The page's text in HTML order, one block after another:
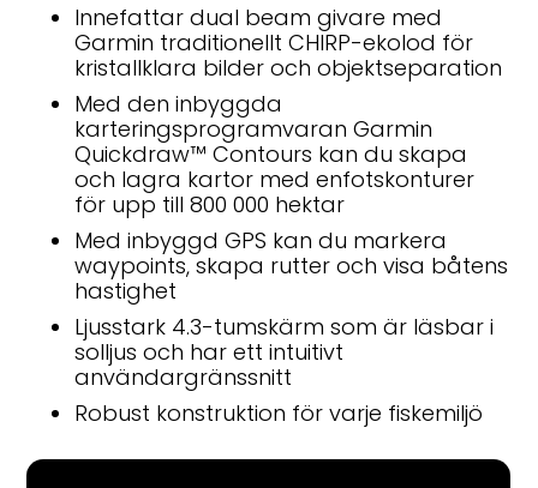
Innefattar dual beam givare med
Garmin traditionellt CHIRP-ekolod för
kristallklara bilder och objektseparation
Med den inbyggda
karteringsprogramvaran Garmin
Quickdraw™ Contours kan du skapa
och lagra kartor med enfotskonturer
för upp till 800 000 hektar
Med inbyggd GPS kan du markera
waypoints, skapa rutter och visa båtens
hastighet
Ljusstark 4.3-tumskärm som är läsbar i
solljus och har ett intuitivt
användargränssnitt
Robust konstruktion för varje fiskemiljö